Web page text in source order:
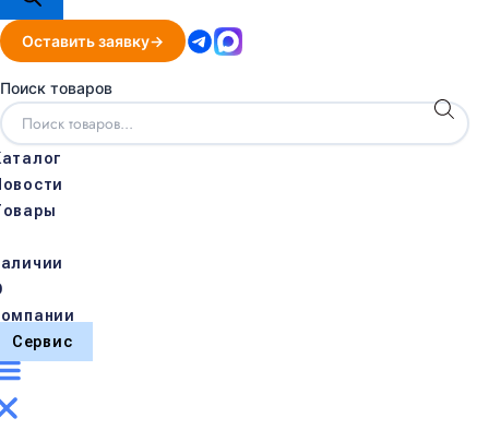
Оставить заявку
Поиск товаров
Сервис